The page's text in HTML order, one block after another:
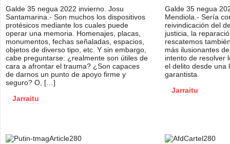
Galde 35 negua 2022 invierno. Josu
Santamarina.- Son muchos los dispositivos
protésicos mediante los cuales puede
operar una memoria. Homenajes, placas,
monumentos, fechas señaladas, espacios,
objetos de diverso tipo, etc. Y sin embargo,
cabe preguntarse: ¿realmente son útiles de
cara a afrontar el trauma? ¿Son capaces
de darnos un punto de apoyo firme y
seguro? O, […]
Jarraitu
Galde 35 negua
Mendiola.- Sería
reivindicación del
justicia, la
rescatemos
más ilusionantes
intento de resolver
el delito desde una
garantista.
Jarraitu